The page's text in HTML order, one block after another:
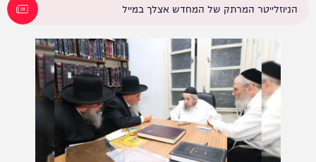
הניוזלייטר המרתק של המחדש אצלך במייל